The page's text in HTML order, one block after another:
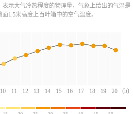
10 11 12 13 14 15 16 17 18 19 20
(h)
表示大气冷热程度的物理量，气象上给出的气温是
面1.5米高度上百叶箱中的空气温度。